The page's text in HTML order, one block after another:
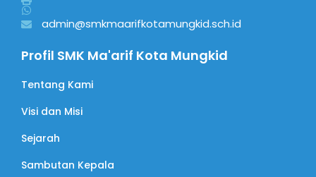
admin@smkmaarifkotamungkid.sch.id
Profil SMK Ma'arif Kota Mungkid
Tentang Kami
Visi dan Misi
Sejarah
Sambutan Kepala